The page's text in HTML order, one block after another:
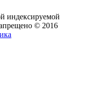
индексируемой
© 2016